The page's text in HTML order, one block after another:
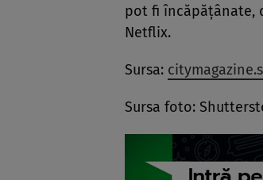
pot fi încăpățânate,
Netflix.
Sursa:
Sursa foto: